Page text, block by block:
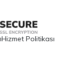
Hizmet Politikası